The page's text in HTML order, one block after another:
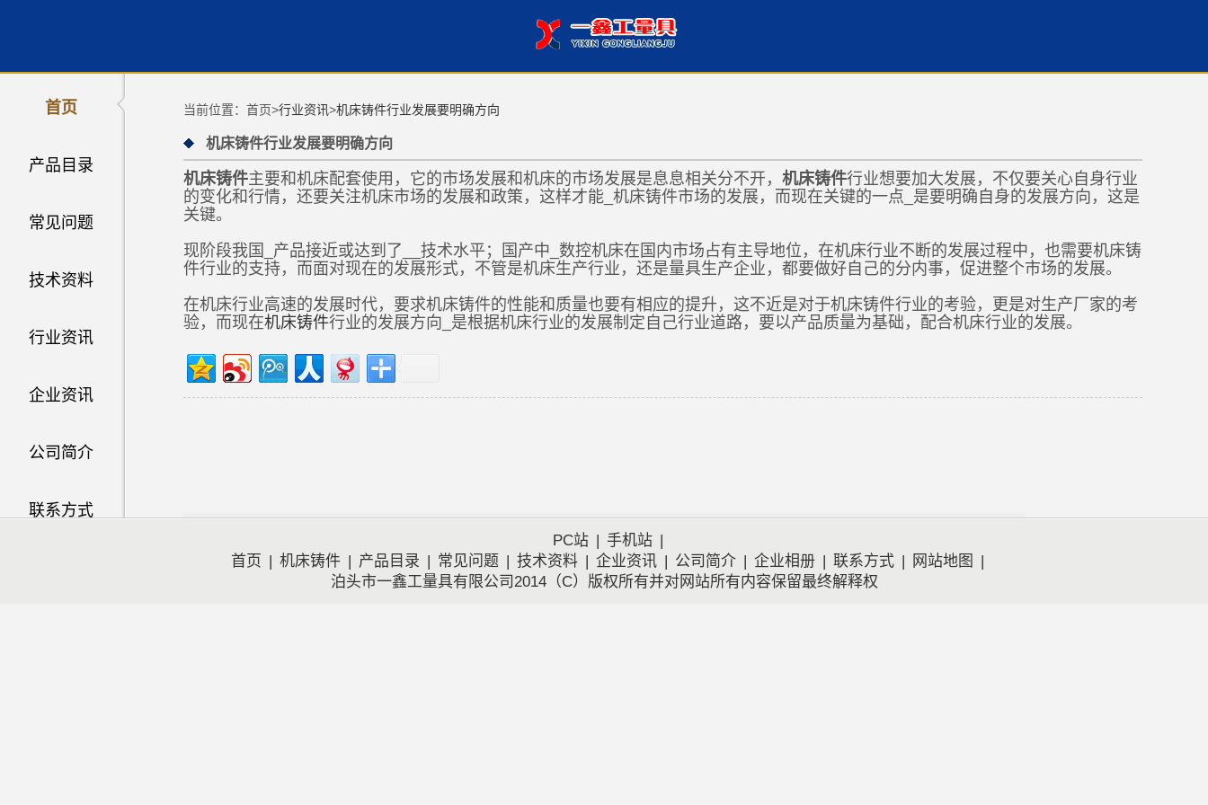
首页
产品目录
常见问题
技术资料
行业资讯
企业资讯
公司简介
联系方式
当前位置：首页>行业资讯>机床铸件行业发展要明确方向
机床铸件行业发展要明确方向
机床铸件主要和机床配套使用，它的市场发展和机床的市场发展是息息相关分不开， 机床铸件行业想要加大发展，不仅要关心自身行业
的变化和行情，还要关注机床市场的发展和政策，这样才能_机床铸件市场的发展，而现在关键的一点_是要明确自身的发展方向，这是
关键。
现阶段我国_产品接近或达到了__技术水平；国产中_数控机床在国内市场占有主导地位，在机床行业不断的发展过程中，也需要机床铸
件行业的支持，而面对现在的发展形式，不管是机床生产行业，还是量具生产企业，都要做好自己的分内事，促进整个市场的发展。
在机床行业高速的发展时代，要求机床铸件的性能和质量也要有相应的提升，这不近是对于机床铸件行业的考验，更是对生产厂家的考
验，而现在机床铸件行业的发展方向_是根据机床行业的发展制定自己行业道路，要以产品质量为基础，配合机床行业的发展。
PC站 | 手机站 |
首页 | 机床铸件 | 产品目录 | 常见问题 | 技术资料 | 企业资讯 | 公司简介 | 企业相册 | 联系方式 | 网站地图
|
泊头市一鑫工量具有限公司2014（C）版权所有并对网站所有内容保留最终解释权